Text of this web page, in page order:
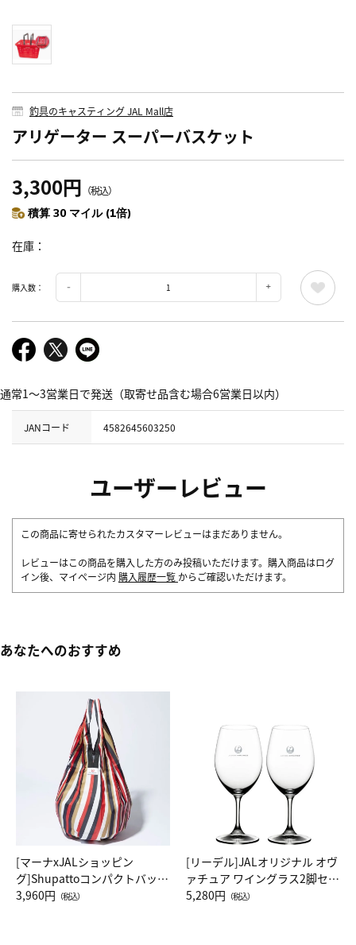
釣具のキャスティング JAL Mall店
アリゲーター スーパーバスケット
3,300円 （税込）
積算 30 マイル (1倍)
在庫
購入数：
通常1～3営業日で発送（取寄せ品含む場合6営業日以内）
JANコード 4582645603250
ユーザーレビュー
この商品に寄せられたカスタマーレビューはまだありません。
レビューはこの商品を購入した方のみ投稿いただけます。購入商品はログ
イン後、マイページ内 購入履歴一覧 からご確認いただけます。
あなたへのおすすめ
[マーナxJALショッピン
グ]Shupattoコンパクトバッグ
Drop JAL客室乗務員（LC）ス
3,960円 （税込）
[リーデル]JALオリジナル オヴ
ァチュア ワイングラス2脚セッ
ト（レッドワイン）
5,280円 （税込）